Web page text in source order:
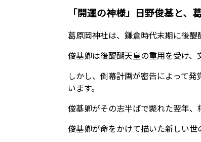
「開運の神様」日野俊基と、
葛原岡神社は、鎌倉時代末期に後醍
俊基卿は後醍醐天皇の重用を受け、
しかし、倒幕計画が密告によって
います。
俊基卿がその志半ばで斃れた翌年
俊基卿が命をかけて描いた新しい世